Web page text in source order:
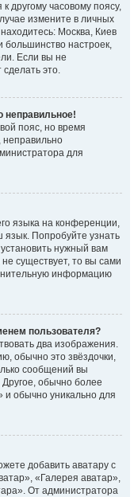
другому часовому поясу,
измените в личных
Москва, Киев
большинство настроек,
Если вы не
это.
неправильное!
пояс, но время
неправильно
для
языка на конференции,
язык. Попробуйте узнать
нужный вам
не существует, то вы сами
информацию
пользователя?
два изображения.
обычно это звёздочки,
сообщений вы
обычно более
и обычно уникально для
добавить аватару с
«Галерея аватар»,
От администратора